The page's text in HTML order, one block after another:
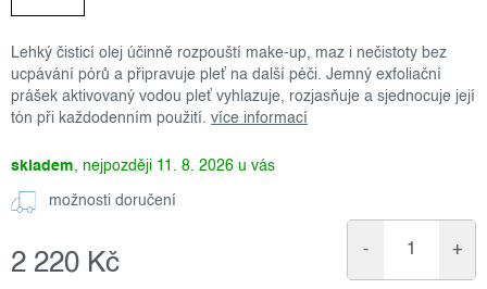
Lehký čisticí olej účinně rozpouští make-up, maz i nečistoty bez
ucpávání pórů a připravuje pleť na další péči. Jemný exfoliační
prášek aktivovaný vodou pleť vyhlazuje, rozjasňuje a sjednocuje její
tón při každodenním použití.
více informací
skladem 11. 8. 2026
možnosti doručení
2 220 Kč